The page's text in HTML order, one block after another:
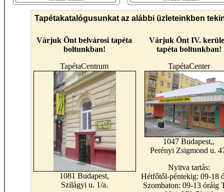
Tapétakatalógusunkat az alábbi üzleteinkben
Várjuk Önt belvárosi tapéta
boltunkban!
TapétaCentrum
1081 Budapest,
Szilágyi u. 1/a.
Várjuk Önt IV.
tapéta boltunkban!
TapétaCenter
1047 Budapest,,
Perényi Zsigmond u.
Nyitva tartás:
Hétfőtől-péntekig: 09-18
Szombaton: 09-13 óráig